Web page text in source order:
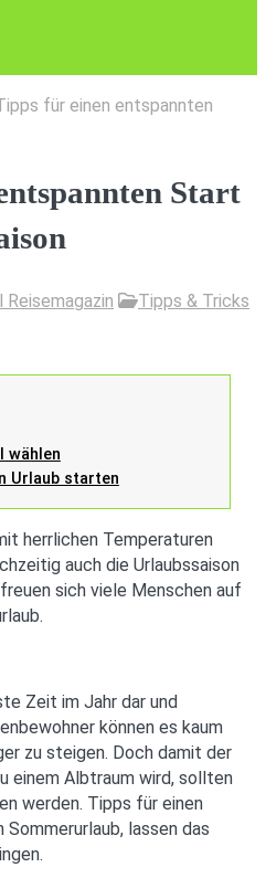
für einen entspannten
Start
Reisemagazin Tipps & Tricks
wählen
Urlaub starten
herrlichen Temperaturen
auch die Urlaubssaison
sich viele Menschen auf
Zeit im Jahr dar und
können es kaum
zu steigen. Doch damit der
einem Albtraum wird, sollten
werden. Tipps für einen
lassen das